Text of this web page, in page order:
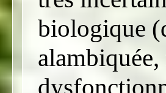
biologique